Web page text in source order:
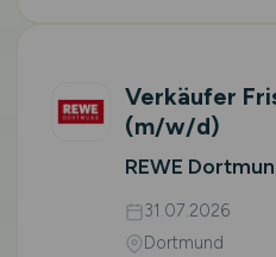
Verkäufer
(m/w/d)
REWE
31.07.2026
Dortmund